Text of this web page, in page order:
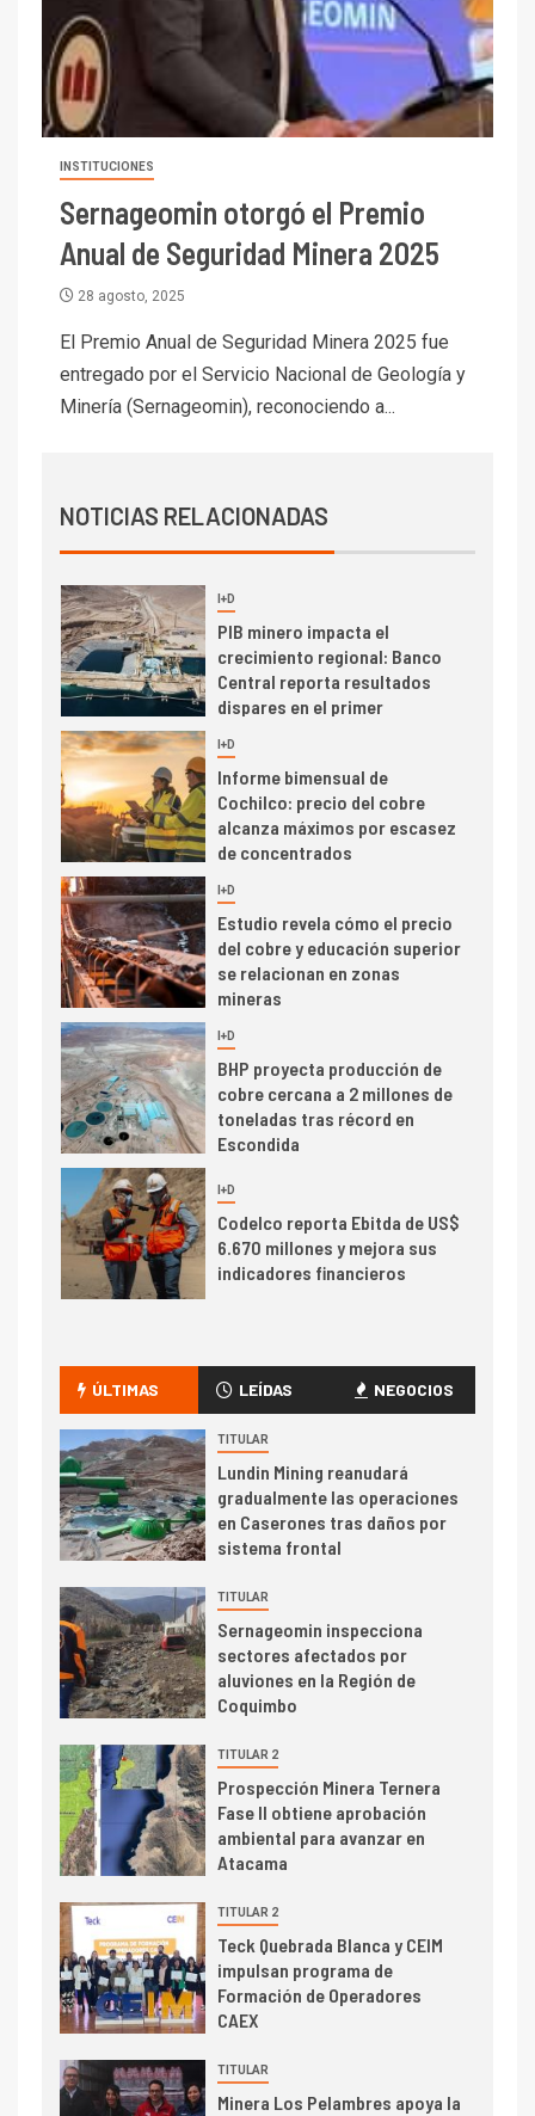
INSTITUCIONES
Sernageomin otorgó el Premio
Anual de Seguridad Minera 2025
28 agosto, 2025
El Premio Anual de Seguridad Minera 2025 fue
entregado por el Servicio Nacional de Geología y
Minería (Sernageomin), reconociendo a...
NOTICIAS RELACIONADAS
6
BHP proyecta producción de
cobre cercana a 2 millones de
toneladas tras récord en
Escondida
7
Codelco reporta Ebitda de US$
6.670 millones y mejora sus
indicadores financieros
Codelco Ventanas prueba
camión 100% eléctrico para
transportar cátodos al Puerto
de San Antonio
Producción minera en mayo de
2026 cae 10,6%
3 I+D
PIB minero impacta el
crecimiento regional: Banco
Central reporta resultados
dispares en el primer
4 I+D
Informe bimensual de
Cochilco: precio del cobre
alcanza máximos por escasez
de concentrados
5 I+D
Estudio revela cómo el precio
del cobre y educación superior
se relacionan en zonas
mineras
6 I+D
BHP proyecta producción de
cobre cercana a 2 millones de
toneladas tras récord en
Escondida
I+D
Codelco reporta Ebitda de US$
6.670 millones y mejora sus
indicadores financieros
camión 100% eléctrico para
transportar cátodos al Puerto
de San Antonio
2
I+D
Producción minera en mayo de
2026 cae 10,6%
3
PIB minero impacta el
crecimiento regional: Banco
Central reporta resultados
trimestre
4 I+D
Informe bimensual de
Cochilco: precio del cobre
alcanza máximos por escasez
de concentrados
5 I+D
Estudio revela cómo el precio
del cobre y educación superior
se relacionan en zonas
mineras
6
BHP proyecta producción de
ÚLTIMAS LEÍDAS NEGOCIOS
TITULAR
Lundin Mining reanudará
gradualmente las operaciones
en Caserones tras daños por
sistema frontal
TITULAR
Sernageomin inspecciona
sectores afectados por
aluviones en la Región de
Coquimbo
TITULAR 2
Prospección Minera Ternera
Fase II obtiene aprobación
ambiental para avanzar en
Atacama
TITULAR 2
Teck Quebrada Blanca y CEIM
impulsan programa de
Formación de Operadores
CAEX
TITULAR
Minera Los Pelambres apoya la